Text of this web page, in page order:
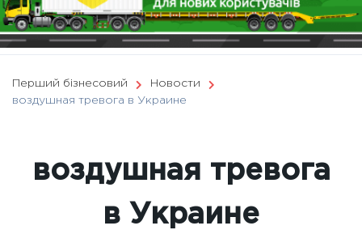
Перший бізнесовий
Новости
воздушная тревога в Украине
воздушная тревога
в Украине